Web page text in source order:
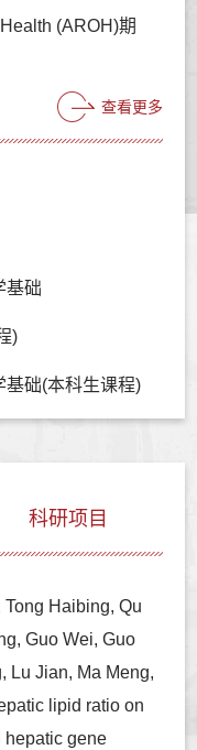
(AROH)期
查看更多
基础
)
基础(本科生课程)
科研项目
Haibing, Qu
Guo Wei, Guo
Lu Jian, Ma Meng,
lipid ratio on
hepatic gene